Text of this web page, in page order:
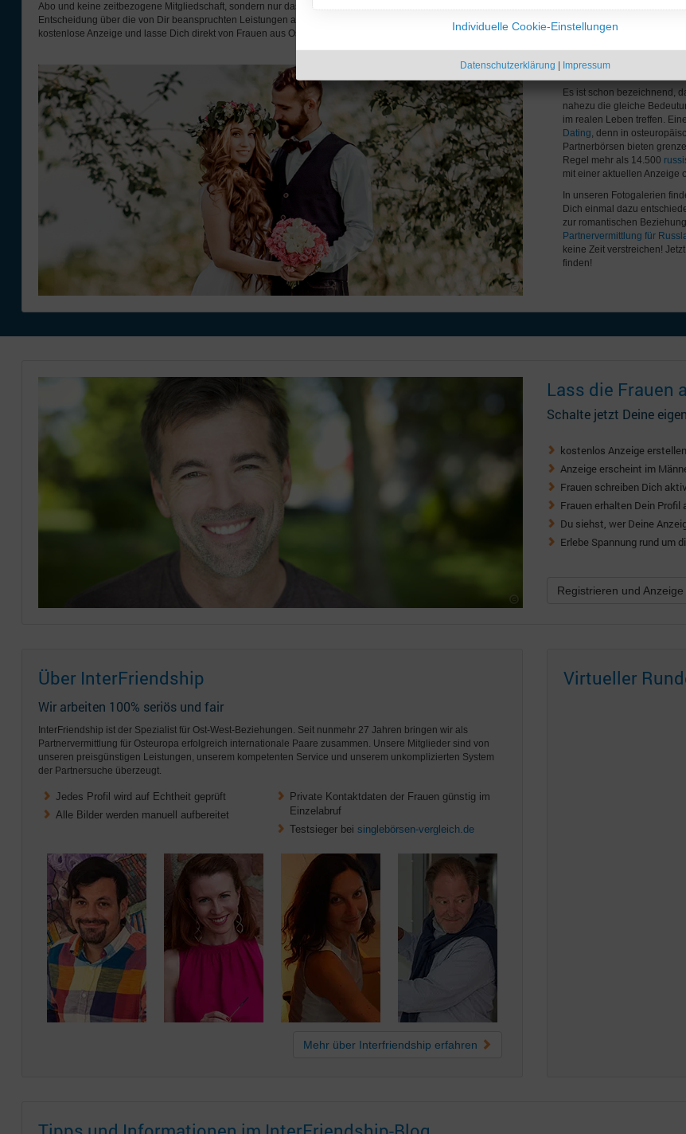
Abo und keine zeitbezogene Mitgliedschaft, sondern nur das, was Du nutzt. Selbstverständlich liegt die
Entscheidung über die von Dir beanspruchten Leistungen allein bei Dir. Schalte in wenigen Minuten Deine
kostenlose Anzeige und lasse Dich direkt von Frauen aus Osteuropa anschreiben!
Frauen aus
Es ist schon bezeichnend,
nahezu die gleiche
im realen Leben treffen.
Dating, denn in
Partnerbörsen bieten
Regel mehr als 14.500
mit einer aktuellen Anzeige
In unseren Fotogalerien
Dich einmal dazu
zur romantischen
Partnervermittlung für
keine Zeit verstreichen!
finden!
Lass die Frauen
Schalte jetzt Deine
kostenlos Anzeige erstellen
Anzeige erscheint im
Frauen schreiben Dich
Frauen erhalten Dein
Du siehst, wer Deine
Erlebe Spannung rund um
Registrieren und
Über InterFriendship
Wir arbeiten 100% seriös und fair
InterFriendship ist der Spezialist für Ost-West-Beziehungen. Seit nunmehr 27 Jahren bringen wir als
Partnervermittlung für Osteuropa erfolgreich internationale Paare zusammen. Unsere Mitglieder sind von
unseren preisgünstigen Leistungen, unserem kompetenten Service und unserem unkomplizierten System
der Partnersuche überzeugt.
Jedes Profil wird auf Echtheit geprüft
Alle Bilder werden manuell aufbereitet
Private Kontaktdaten der Frauen günstig im
Einzelabruf
Testsieger bei singlebörsen-vergleich.de
Mehr über Interfriendship erfahren
Virtueller
Individuelle Cookie-Einstellungen
Datenschutzerklärung | Impressum